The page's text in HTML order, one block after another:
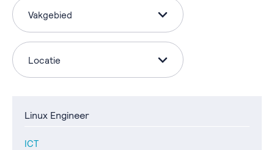
Vakgebied
Locatie
Linux Engineer
ICT